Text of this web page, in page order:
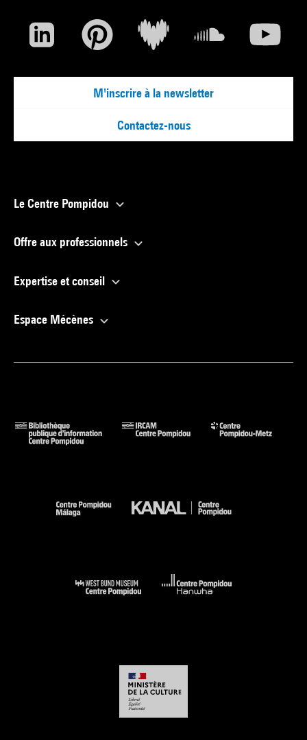
M'inscrire à la newsletter
Contactez-nous
Le Centre Pompidou
Offre aux professionnels
Expertise et conseil
Espace Mécènes